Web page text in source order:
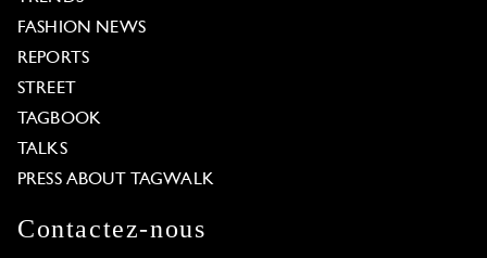
FASHION NEWS
REPORTS
STREET
TAGBOOK
TALKS
PRESS ABOUT TAGWALK
Contactez-nous